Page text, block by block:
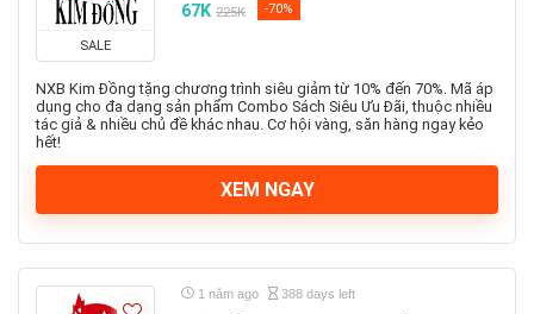
SALE
67K 225K -70%
NXB Kim Đồng tặng chương trình siêu giảm từ 10% đến 70%. Mã áp
dụng cho đa dạng sản phẩm Combo Sách Siêu Ưu Đãi, thuộc nhiều
tác giả & nhiều chủ đề khác nhau. Cơ hội vàng, săn hàng ngay kẻo
hết!
XEM NGAY
1 năm ago 388 days left